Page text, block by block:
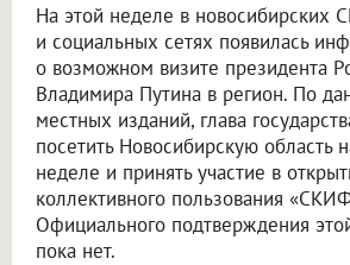
На этой неделе в новосибирских
и социальных сетях появилась
о возможном визите президента
Владимира Путина в регион. По
местных изданий, глава
посетить Новосибирскую область
неделе и принять участие в
коллективного пользования
Официального подтверждения
пока нет.